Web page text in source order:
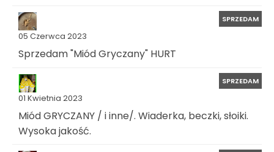
05 Czerwca 2023
SPRZEDAM
Sprzedam "Miód Gryczany" HURT
01 Kwietnia 2023
SPRZEDAM
Miód GRYCZANY / i inne/. Wiaderka, beczki, słoiki.
Wysoka jakość.